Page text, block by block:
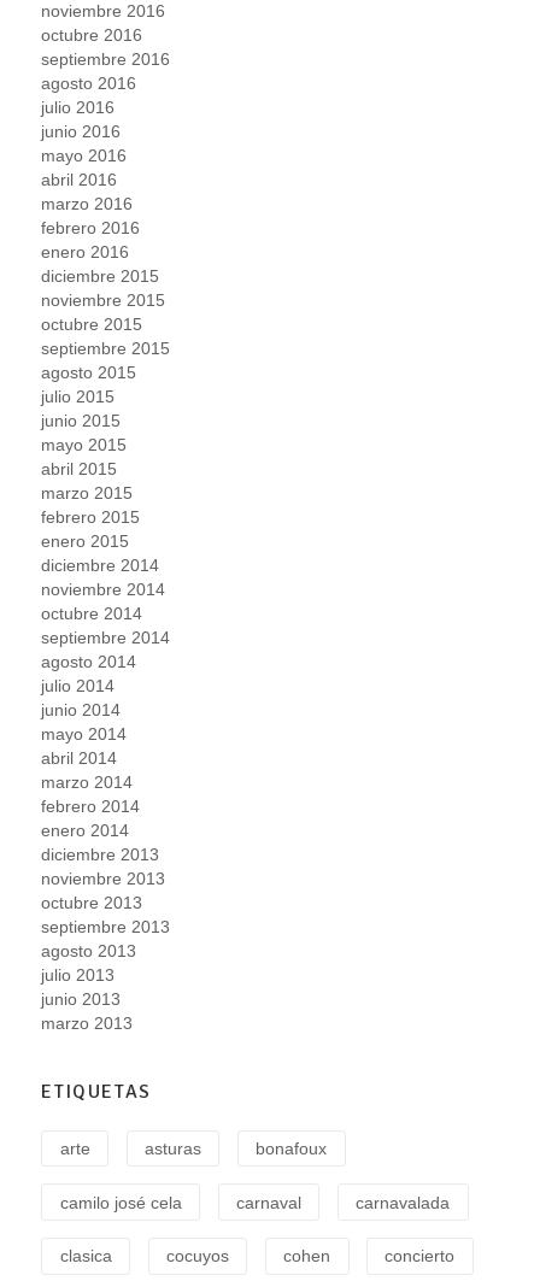
noviembre 2016
octubre 2016
septiembre 2016
agosto 2016
julio 2016
junio 2016
mayo 2016
abril 2016
marzo 2016
febrero 2016
enero 2016
diciembre 2015
noviembre 2015
octubre 2015
septiembre 2015
agosto 2015
julio 2015
junio 2015
mayo 2015
abril 2015
marzo 2015
febrero 2015
enero 2015
diciembre 2014
noviembre 2014
octubre 2014
septiembre 2014
agosto 2014
julio 2014
junio 2014
mayo 2014
abril 2014
marzo 2014
febrero 2014
enero 2014
diciembre 2013
noviembre 2013
octubre 2013
septiembre 2013
agosto 2013
julio 2013
junio 2013
marzo 2013
ETIQUETAS
arte asturas bonafoux
camilo josé cela carnaval carnavalada
clasica cocuyos cohen concierto